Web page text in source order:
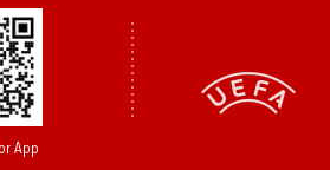
App